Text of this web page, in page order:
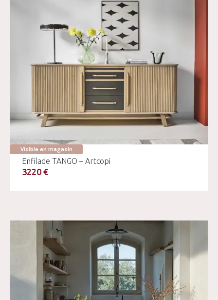
Visible en magasin
Enfilade TANGO – Artcopi
3220 €